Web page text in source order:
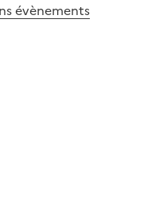
évènements